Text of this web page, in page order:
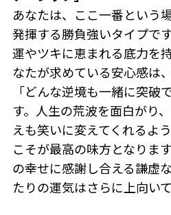
あなたは、ここ一番という
発揮する勝負強いタイプで
運やツキに恵まれる底力を
なたが求めている安心感は
「どんな逆境も一緒に突破
す。人生の荒波を面白がり
えも笑いに変えてくれるよ
こそが最高の味方となりま
の幸せに感謝し合える謙虚
たりの運気はさらに上向い